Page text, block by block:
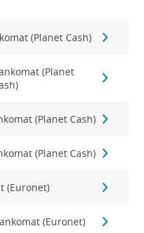
(Planet Cash)
(Planet
(Planet Cash)
(Planet Cash)
(Euronet)
(Euronet)